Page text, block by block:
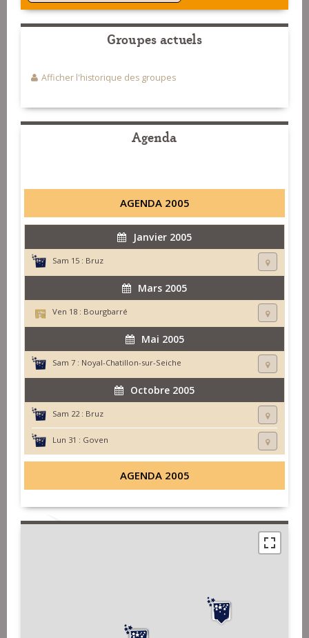
Groupes actuels
Afficher l'historique des groupes
Agenda
AGENDA 2005
Janvier 2005
Sam 15 : Bruz
Mars 2005
Ven 18 : Bourgbarré
Mai 2005
Sam 7 : Noyal-Chatillon-sur-Seiche
Octobre 2005
Sam 22 : Bruz
Lun 31 : Goven
AGENDA 2005